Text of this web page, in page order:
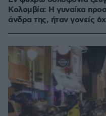
Κολομβία: Η γυναίκα
άνδρα της, ήταν γονείς